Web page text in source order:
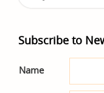
Subscribe to
Name